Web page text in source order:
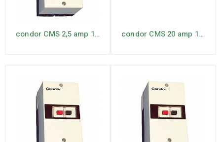
condor CMS 2,5 amp 1.6 – 2.5 condor CMS 20 amp 10 – 16